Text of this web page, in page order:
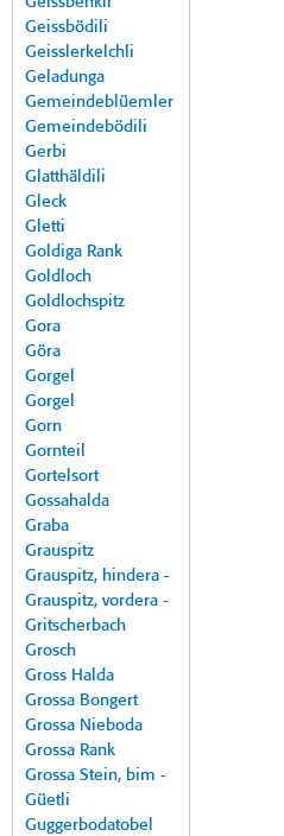
Geissbödili
Geisslerkelchli
Geladunga
Gemeindeblüemler
Gemeindebödili
Gerbi
Glatthäldili
Gleck
Gletti
Goldiga Rank
Goldloch
Goldlochspitz
Gora
Göra
Gorgel
Gorgel
Gorn
Gornteil
Gortelsort
Gossahalda
Graba
Grauspitz
Grauspitz, hindera -
Grauspitz, vordera -
Gritscherbach
Grosch
Gross Halda
Grossa Bongert
Grossa Nieboda
Grossa Rank
Grossa Stein, bim -
Güetli
Guggerbodatobel